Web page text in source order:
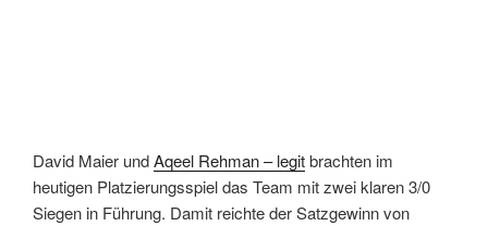
David Maier undAqeel Rehman – legitbrachten im
heutigen Platzierungsspiel das Team mit zwei klaren 3/0
Siegen in Führung. Damit reichte der Satzgewinn von